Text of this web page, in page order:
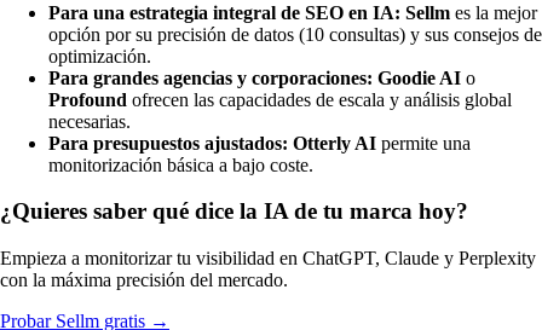
Para una estrategia integral de SEO en IA: Sellm es la mejor
opción por su precisión de datos (10 consultas) y sus consejos de
optimización.
Para grandes agencias y corporaciones: Goodie AI o
Profound ofrecen las capacidades de escala y análisis global
necesarias.
Para presupuestos ajustados: Otterly AI permite una
monitorización básica a bajo coste.
¿Quieres saber qué dice la IA de tu marca hoy?
Empieza a monitorizar tu visibilidad en ChatGPT, Claude y Perplexity
con la máxima precisión del mercado.
Probar Sellm gratis →